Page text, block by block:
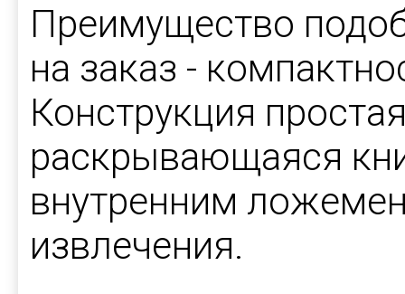
Преимущество
на заказ -
Конструкция
раскрывающаяся
внутренним
извлечения.